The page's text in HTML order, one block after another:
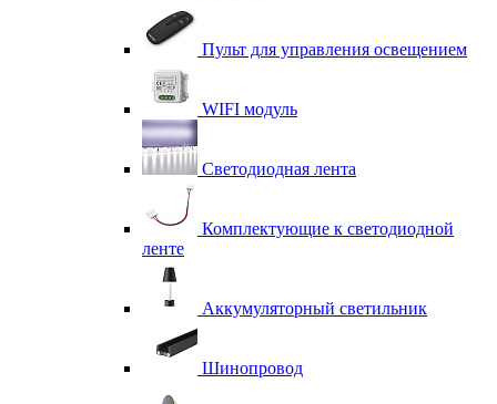
Пульт для управления освещением
WIFI модуль
Светодиодная лента
Комплектующие к светодиодной
ленте
Аккумуляторный светильник
Шинопровод